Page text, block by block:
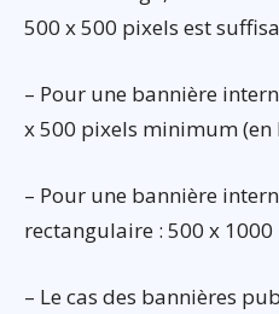
500 x 500 pixels est
– Pour une bannière
x 500 pixels minimum
– Pour une bannière
rectangulaire : 500 x
– Le cas des bannières